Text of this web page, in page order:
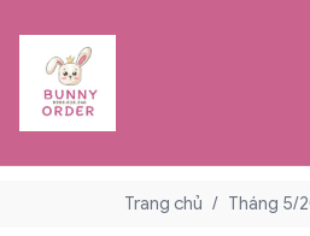
Trang chủ / Tháng 5/